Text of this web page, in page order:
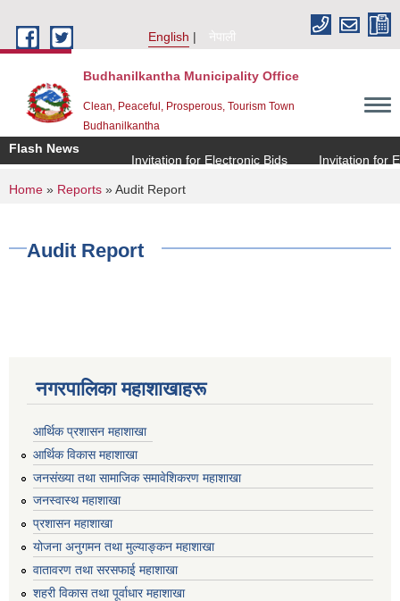
English
नेपाली
Budhanilkantha Municipality Office
Clean, Peaceful, Prosperous, Tourism Town
Budhanilkantha
Flash News
Invitation for Electronic Bids
Invitation for
You are here
Home » Reports » Audit Report
Audit Report
नगरपालिका महाशाखाहरू
आर्थिक प्रशासन महाशाखा
आर्थिक विकास महाशाखा
जनसंख्या तथा सामाजिक समावेशिकरण महाशाखा
जनस्वास्थ महाशाखा
प्रशासन महाशाखा
योजना अनुगमन तथा मुल्याङ्कन महाशाखा
वातावरण तथा सरसफाई महाशाखा
शहरी विकास तथा पूर्वाधार महाशाखा